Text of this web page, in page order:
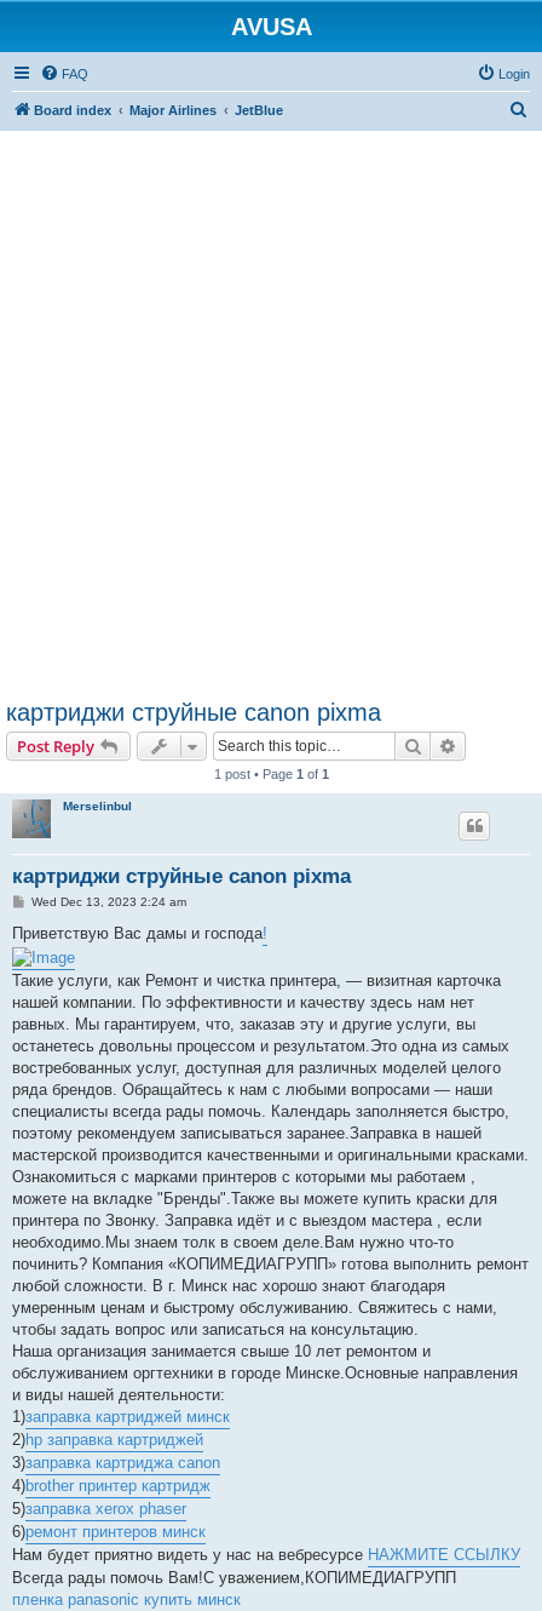
AVUSA
FAQ Login
Board index Major Airlines JetBlue
картриджи струйные canon pixma
Post Reply Search
1 post • Page 1 of 1
Merselinbul
картриджи струйные canon pixma
P
s
Wed Dec 13, 2023 2:24 am
Приветствую Вас дамы и господа!
Такие услуги, как Ремонт и чистка принтера, — визитная карточка
нашей компании. По эффективности и качеству здесь нам нет
равных. Мы гарантируем, что, заказав эту и другие услуги, вы
останетесь довольны процессом и результатом.Это одна из самых
востребованных услуг, доступная для различных моделей целого
ряда брендов. Обращайтесь к нам с любыми вопросами — наши
специалисты всегда рады помочь. Календарь заполняется быстро,
поэтому рекомендуем записываться заранее.Заправка в нашей
мастерской производится качественными и оригинальными красками.
Ознакомиться с марками принтеров с которыми мы работаем ,
можете на вкладке "Бренды".Также вы можете купить краски для
принтера по Звонку. Заправка идёт и с выездом мастера , если
необходимо.Мы знаем толк в своем деле.Вам нужно что-то
починить? Компания «КОПИМЕДИАГРУПП» готова выполнить ремонт
любой сложности. В г. Минск нас хорошо знают благодаря
умеренным ценам и быстрому обслуживанию. Свяжитесь с нами,
чтобы задать вопрос или записаться на консультацию.
Наша организация занимается свыше 10 лет ремонтом и
обслуживанием оргтехники в городе Минске.Основные направления
и виды нашей деятельности:
1)заправка картриджей минск
2)hp заправка картриджей
3)заправка картриджа canon
4)brother принтер картридж
5)заправка xerox phaser
6)ремонт принтеров минск
Нам будет приятно видеть у нас на вебресурсе НАЖМИТЕ ССЫЛКУ
Всегда рады помочь Вам!С уважением,КОПИМЕДИАГРУПП
пленка panasonic купить минск